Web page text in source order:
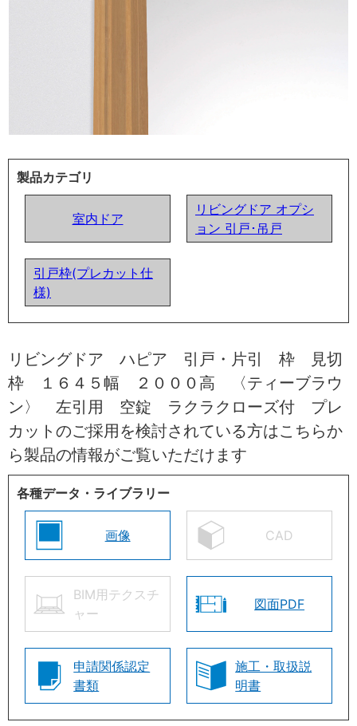
製品カテゴリ
室内ドア
リビングドア オプシ
ョン 引戸･吊戸
引戸枠(プレカット仕
様)
リビングドア ハピア 引戸・片引 枠 見切
枠 １６４５幅 ２０００高 〈ティーブラウ
ン〉 左引用 空錠 ラクラクローズ付 プレ
カットのご採用を検討されている方はこちらか
ら製品の情報がご覧いただけます
各種データ・ライブラリー
画像 CAD
BIM用テクスチ
ャー
図面PDF
申請関係認定
書類
施工・取扱説
明書